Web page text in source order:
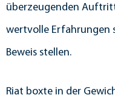
überzeugenden
wertvolle Erfahrungen
Beweis stellen.
Riat boxte in der